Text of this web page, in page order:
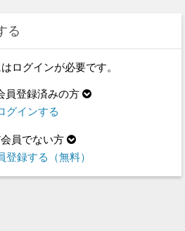
る
ログインが必要です。
員登録済みの方
グインする
会員でない方
登録する（無料）